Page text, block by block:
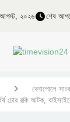
আগস্ট, ২০২৬ শেষ
বেনাপোলে
চোর রকি আটক,